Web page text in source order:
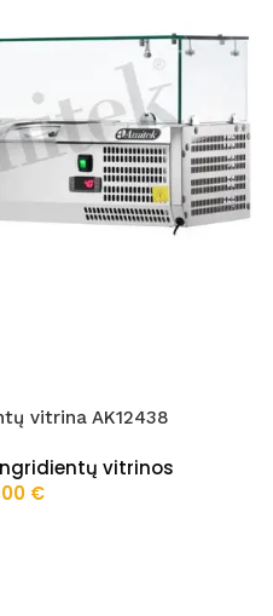
vitrina AK12438
vitrinos
€